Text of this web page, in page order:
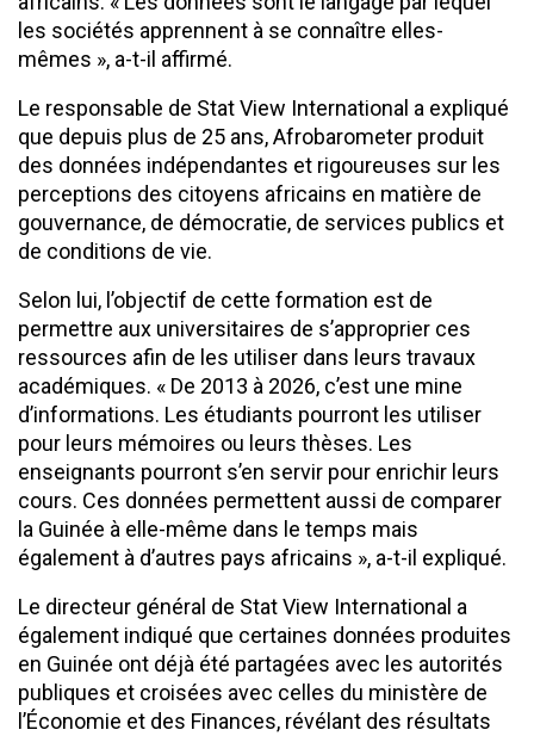
les sociétés apprennent à se connaître elles-
mêmes », a-t-il affirmé.
Le responsable de Stat View International a expliqué
que depuis plus de 25 ans, Afrobarometer produit
des données indépendantes et rigoureuses sur les
perceptions des citoyens africains en matière de
gouvernance, de démocratie, de services publics et
de conditions de vie.
Selon lui, l’objectif de cette formation est de
permettre aux universitaires de s’approprier ces
ressources afin de les utiliser dans leurs travaux
académiques. « De 2013 à 2026, c’est une mine
d’informations. Les étudiants pourront les utiliser
pour leurs mémoires ou leurs thèses. Les
enseignants pourront s’en servir pour enrichir leurs
cours. Ces données permettent aussi de comparer
la Guinée à elle-même dans le temps mais
également à d’autres pays africains », a-t-il expliqué.
Le directeur général de Stat View International a
également indiqué que certaines données produites
en Guinée ont déjà été partagées avec les autorités
publiques et croisées avec celles du ministère de
l’Économie et des Finances, révélant des résultats